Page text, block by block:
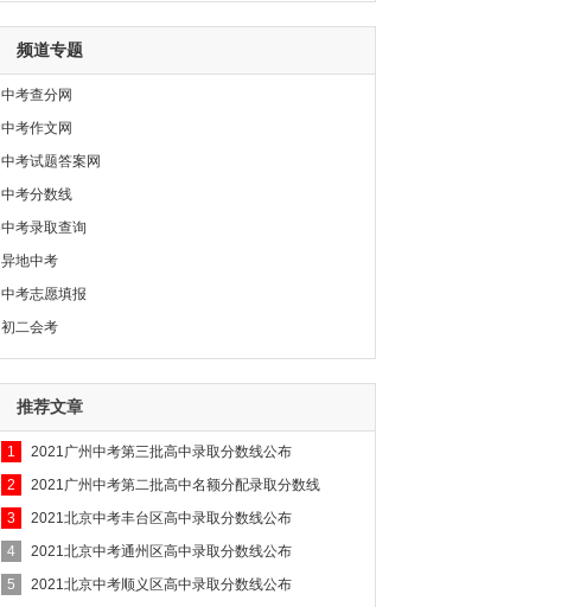
频道专题
中考查分网
中考作文网
中考试题答案网
中考分数线
中考录取查询
异地中考
中考志愿填报
初二会考
推荐文章
1
2021广州中考第三批高中录取分数线公布
2
2021广州中考第二批高中名额分配录取分数线
3
2021北京中考丰台区高中录取分数线公布
4
2021北京中考通州区高中录取分数线公布
5
2021北京中考顺义区高中录取分数线公布